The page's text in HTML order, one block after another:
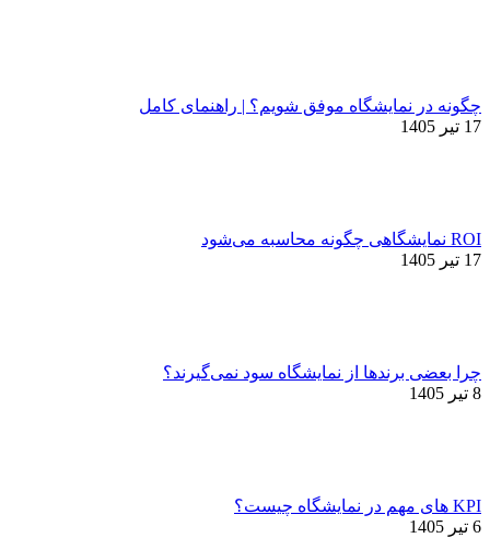
چگونه در نمایشگاه موفق شویم؟ | راهنمای کامل
17 تیر 1405
ROI نمایشگاهی چگونه محاسبه می‌شود
17 تیر 1405
چرا بعضی برندها از نمایشگاه سود نمی‌گیرند؟
8 تیر 1405
KPI های مهم در نمایشگاه چیست؟
6 تیر 1405